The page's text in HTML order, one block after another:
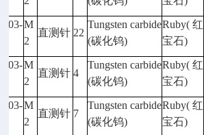
M
2
直测针 22
Tungsten carbide
(碳化钨)
Ruby(红
宝石)
M
2
直测针 4
Tungsten carbide
(碳化钨)
Ruby(红
宝石)
M
2
直测针 7
Tungsten carbide
(碳化钨)
Ruby(红
宝石)